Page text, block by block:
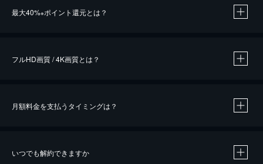
最大40%※ポイント還元とは？
※40％ポイント還元の対象は、クレジットカード決済による作品の購入 / レンタルです。
フルHD画質 / 4K画質とは？
月額料金を支払うタイミングは？
いつでも解約できますか